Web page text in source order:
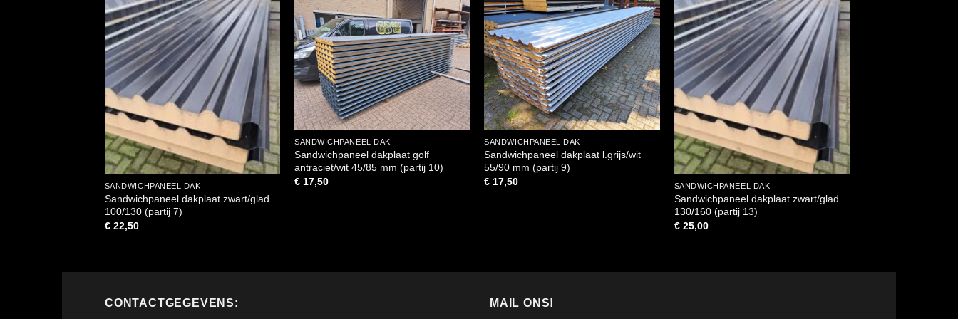
SANDWICHPANEEL DAK
Sandwichpaneel dakplaat zwart/glad
100/130 (partij 7)
€22,50
SANDWICHPANEEL DAK
Sandwichpaneel dakplaat golf
antraciet/wit 45/85 mm (partij 10)
€ 17,50
SANDWICHPANEEL DAK
Sandwichpaneel dakplaat l.grijs/wit
55/90 mm (partij 9)
€ 17,50 SANDWICHPANEEL DAK
Sandwichpaneel dakplaat zwart/glad
130/160 (partij 13)
€25,00
CONTACTGEGEVENS: MAIL ONS!